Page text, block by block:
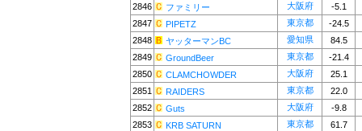
2846
ファミリー 大阪府
-5.1
2847
PIPETZ 東京都
-24.5
2848
ヤッターマンBC 愛知県
84.5
2849
GroundBeer 東京都
-21.4
2850
CLAMCHOWDER 大阪府
25.1
2851
RAIDERS 東京都
22.0
2852
Guts 大阪府
-9.8
2853
KRB SATURN 東京都
61.7